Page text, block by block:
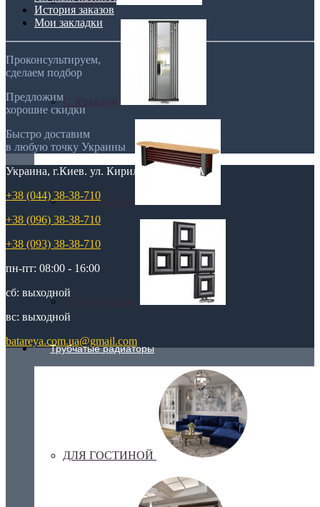
С зеркалом
Теплая скамья
Трубчатые радиаторы
ДЛЯ ГОСТИНОЙ
История заказов
Мои закладки
Проконсультируем,
сделаем подбор
Предложим
хорошие скидки
Быстро доставим
в любую точку Украины
Украина, г.Киев. ул. Кирилловская,160А
+38 (044) 38-38-710
+38 (096) 38-38-710
+38 (093) 38-38-710
пн-пт: 08:00 - 16:00
сб: выходной
вс: выходной
batareya.com.ua@gmail.com